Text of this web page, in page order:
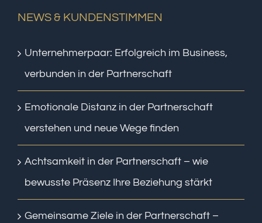
NEWS & KUNDENSTIMMEN
Unternehmerpaar: Erfolgreich im Business,
verbunden in der Partnerschaft
Emotionale Distanz in der Partnerschaft
verstehen und neue Wege finden
Achtsamkeit in der Partnerschaft – wie
bewusste Präsenz Ihre Beziehung stärkt
Gemeinsame Ziele in der Partnerschaft –